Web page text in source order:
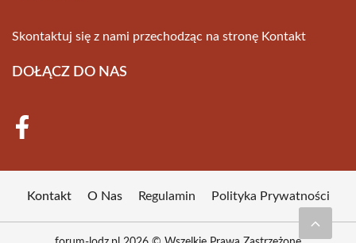
Skontaktuj się z nami przechodząc na stronę Kontakt
DOŁĄCZ DO NAS
Kontakt O Nas Regulamin Polityka Prywatności